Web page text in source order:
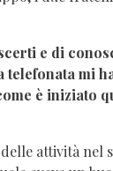
e di
mi
è iniziato
attività nel